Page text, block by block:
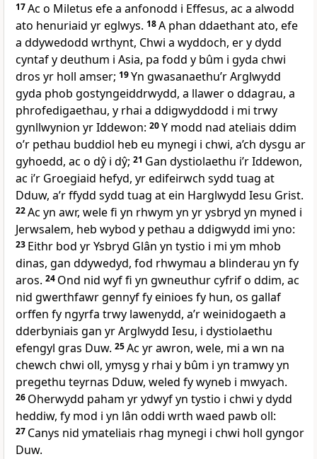
17Ac o Miletus efe a anfonodd i Effesus, ac a alwodd
ato henuriaid yr eglwys. 18A phan ddaethant ato, efe
a ddywedodd wrthynt, Chwi a wyddoch, er y dydd
cyntaf y deuthum i Asia, pa fodd y bûm i gyda chwi
dros yr holl amser; 19Yn gwasanaethu’r Arglwydd
gyda phob gostyngeiddrwydd, a llawer o ddagrau, a
phrofedigaethau, y rhai a ddigwyddodd i mi trwy
gynllwynion yr Iddewon: 20Y modd nad ateliais ddim
o’r pethau buddiol heb eu mynegi i chwi, a’ch dysgu ar
gyhoedd, ac o dŷ i dŷ; 21 Gan dystiolaethu i’r Iddewon,
ac i’r Groegiaid hefyd, yr edifeirwch sydd tuag at
Dduw, a’r ffydd sydd tuag at ein Harglwydd Iesu Grist.
22Ac yn awr, wele fi yn rhwym yn yr ysbryd yn myned i
Jerwsalem, heb wybod y pethau a ddigwydd imi yno:
23 Eithr bod yr Ysbryd Glân yn tystio i mi ym mhob
dinas, gan ddywedyd, fod rhwymau a blinderau yn fy
aros. 24 Ond nid wyf fi yn gwneuthur cyfrif o ddim, ac
nid gwerthfawr gennyf fy einioes fy hun, os gallaf
orffen fy ngyrfa trwy lawenydd, a’r weinidogaeth a
dderbyniais gan yr Arglwydd Iesu, i dystiolaethu
efengyl gras Duw. 25Ac yr awron, wele, mi a wn na
chewch chwi oll, ymysg y rhai y bûm i yn tramwy yn
pregethu teyrnas Dduw, weled fy wyneb i mwyach.
26 Oherwydd paham yr ydwyf yn tystio i chwi y dydd
heddiw, fy mod i yn lân oddi wrth waed pawb oll:
27 Canys nid ymateliais rhag mynegi i chwi holl gyngor
Duw.